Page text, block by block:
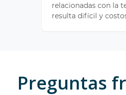
relacionadas con la
resulta difícil y
Preguntas